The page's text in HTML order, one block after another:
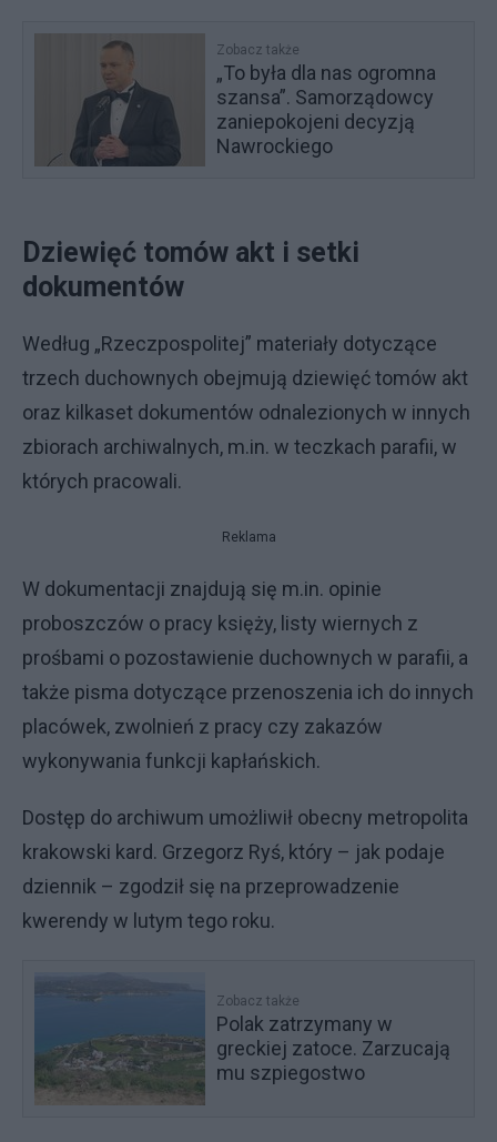
Zobacz także
„To była dla nas ogromna
szansa”. Samorządowcy
zaniepokojeni decyzją
Nawrockiego
Dziewięć tomów akt i setki
dokumentów
Według „Rzeczpospolitej” materiały dotyczące
trzech duchownych obejmują dziewięć tomów akt
oraz kilkaset dokumentów odnalezionych w innych
zbiorach archiwalnych, m.in. w teczkach parafii, w
których pracowali.
Reklama
W dokumentacji znajdują się m.in. opinie
proboszczów o pracy księży, listy wiernych z
prośbami o pozostawienie duchownych w parafii, a
także pisma dotyczące przenoszenia ich do innych
placówek, zwolnień z pracy czy zakazów
wykonywania funkcji kapłańskich.
Dostęp do archiwum umożliwił obecny metropolita
krakowski kard. Grzegorz Ryś, który – jak podaje
dziennik – zgodził się na przeprowadzenie
kwerendy w lutym tego roku.
Zobacz także
Polak zatrzymany w
greckiej zatoce. Zarzucają
mu szpiegostwo